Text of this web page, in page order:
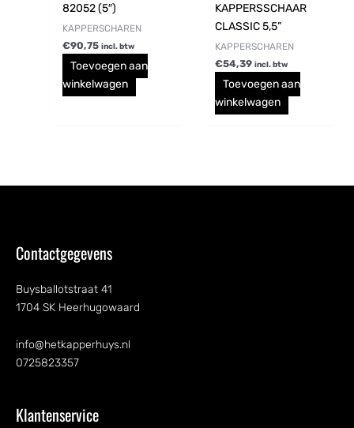
82052 (5″)
KAPPERSCHAREN
€90,75 incl. btw
Toevoegen aan
winkelwagen
KAPPERSSCHAAR
CLASSIC 5,5”
KAPPERSCHAREN
€54,39 incl. btw
Toevoegen aan
winkelwagen
Contactgegevens
Buysballotstraat 41
1704 SK Heerhugowaard
info@hetkapperhuys.nl
0725823357
Klantenservice